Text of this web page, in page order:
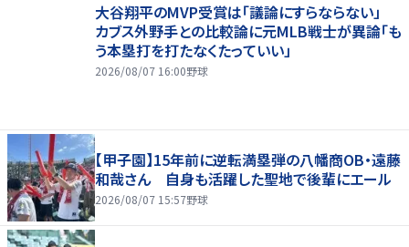
大谷翔平のMVP受賞は「議論にすらならない」
カブス外野手との比較論に元MLB戦士が異論「も
う本塁打を打たなくたっていい」
2026/08/07 16:00野球
【甲子園】15年前に逆転満塁弾の八幡商OB・遠藤
和哉さん 自身も活躍した聖地で後輩にエール
2026/08/07 15:57野球